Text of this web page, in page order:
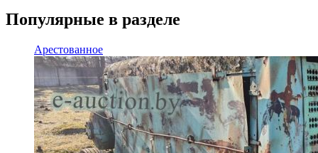
Популярные в разделе
Арестованное